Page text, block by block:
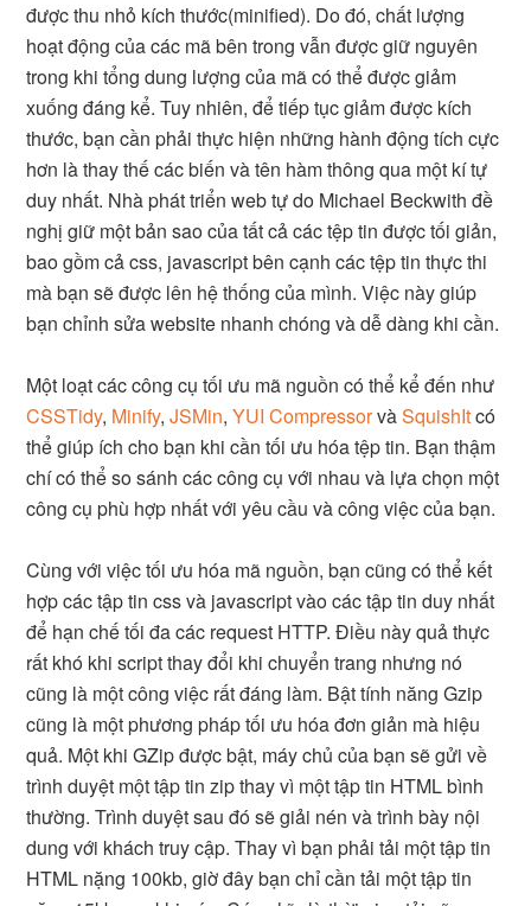
được thu nhỏ kích thước(minified). Do đó, chất lượng
hoạt động của các mã bên trong vẫn được giữ nguyên
trong khi tổng dung lượng của mã có thể được giảm
xuống đáng kể. Tuy nhiên, để tiếp tục giảm được kích
thước, bạn cần phải thực hiện những hành động tích cực
hơn là thay thế các biến và tên hàm thông qua một kí tự
duy nhất. Nhà phát triển web tự do Michael Beckwith đề
nghị giữ một bản sao của tất cả các tệp tin được tối giản,
bao gồm cả css, javascript bên cạnh các tệp tin thực thi
mà bạn sẽ được lên hệ thống của mình. Việc này giúp
bạn chỉnh sửa website nhanh chóng và dễ dàng khi cần.
Một loạt các công cụ tối ưu mã nguồn có thể kể đến như
CSSTidy, Minify,JSMin,YUI CompressorvàSquishItcó
thể giúp ích cho bạn khi cần tối ưu hóa tệp tin. Bạn thậm
chí có thể so sánh các công cụ với nhau và lựa chọn một
công cụ phù hợp nhất với yêu cầu và công việc của bạn.
Cùng với việc tối ưu hóa mã nguồn, bạn cũng có thể kết
hợp các tập tin css và javascript vào các tập tin duy nhất
để hạn chế tối đa các request HTTP. Điều này quả thực
rất khó khi script thay đổi khi chuyển trang nhưng nó
cũng là một công việc rất đáng làm. Bật tính năng Gzip
cũng là một phương pháp tối ưu hóa đơn giản mà hiệu
quả. Một khi GZip được bật, máy chủ của bạn sẽ gửi về
trình duyệt một tập tin zip thay vì một tập tin HTML bình
thường. Trình duyệt sau đó sẽ giải nén và trình bày nội
dung với khách truy cập. Thay vì bạn phải tải một tập tin
HTML nặng 100kb, giờ đây bạn chỉ cần tải một tập tin